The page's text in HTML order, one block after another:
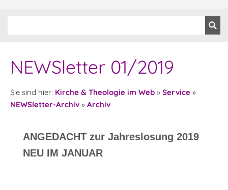
NEWSletter 01/2019
Sie sind hier: Kirche & Theologie im Web » Service »
NEWSletter-Archiv » Archiv
ANGEDACHT zur Jahreslosung 2019
NEU IM JANUAR